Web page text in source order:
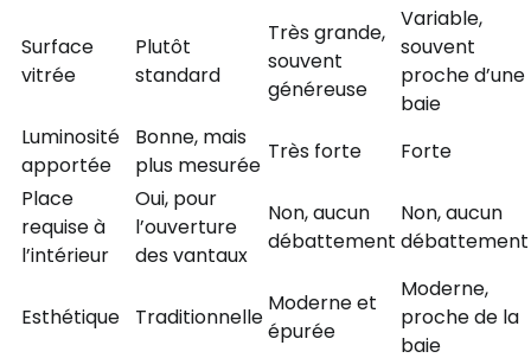
Surface
vitrée
Plutôt
standard
Très grande,
souvent
généreuse
Variable,
souvent
proche d’une
baie
Luminosité
apportée
Bonne, mais
plus mesurée
Très forte
Forte
Place
requise à
l’intérieur
Oui, pour
l’ouverture
des vantaux
Non, aucun
débattement
Non, aucun
débattement
Esthétique Traditionnelle
Moderne et
épurée
Moderne,
proche de la
baie